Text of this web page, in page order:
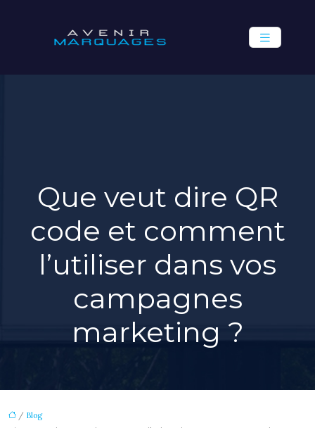
Que veut dire QR
code et comment
l’utiliser dans vos
campagnes
marketing ?
/ Blog